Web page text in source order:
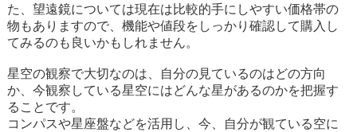
た、望遠鏡については現在は比較的手にしやすい価格帯の
物もありますので、機能や値段をしっかり確認して購入し
てみるのも良いかもしれません。
星空の観察で大切なのは、自分の見ているのはどの方向
か、今観察している星空にはどんな星があるのかを把握す
ることです。
コンパスや星座盤などを活用し、今、自分が観ている空に